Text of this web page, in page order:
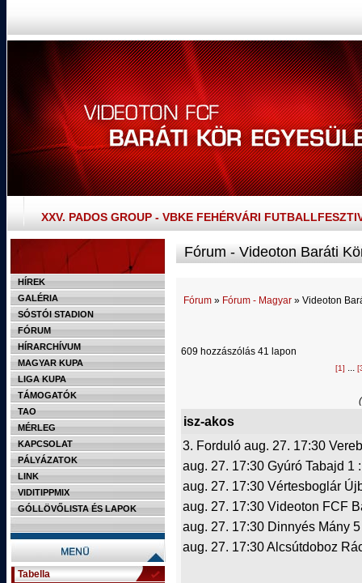
XXV. PADOS GROUP - VBKE FEHÉRVÁRI
HÍREK
GALÉRIA
SÓSTÓI STADION
FÓRUM
HÍRARCHÍVUM
MAGYAR KUPA
LIGA KUPA
TÁMOGATÓK
TAO
MÉRLEG
KAPCSOLAT
PÁLYÁZATOK
LINK
VIDITIPPMIX
GÓLLÖVŐLISTA ÉS LAPOK
Tabella
Fórum - Videoton Baráti
Fórum » Fórum - Magyar » Videoton
609 hozzászólás 41 lapon
[1] ...
isz-akos
3. Forduló aug. 27. 17:30
aug. 27. 17:30 Gyúró Tabajd 1
aug. 27. 17:30 Vértesboglár
aug. 27. 17:30 Videoton FCF
aug. 27. 17:30 Dinnyés Mány
aug. 27. 17:30 Alcsútdoboz